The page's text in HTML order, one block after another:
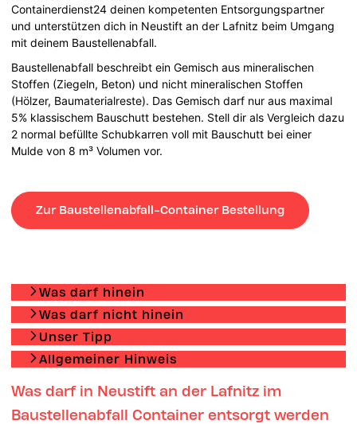
Containerdienst24 deinen kompetenten Entsorgungspartner
und unterstützen dich in Neustift an der Lafnitz beim Umgang
mit deinem Baustellenabfall.
Baustellenabfall beschreibt ein Gemisch aus mineralischen
Stoffen (Ziegeln, Beton) und nicht mineralischen Stoffen
(Hölzer, Baumaterialreste). Das Gemisch darf nur aus maximal
5% klassischem Bauschutt bestehen. Stell dir als Vergleich dazu
2 normal befüllte Schubkarren voll mit Bauschutt bei einer
Mulde von 8 m³ Volumen vor.
Zur Baustellenabfall-Container Bestellung
Was darf hinein
Was darf nicht hinein
Unser Tipp
Allgemeiner Hinweis
Was darf in Neustift an der Lafnitz im
Baustellenabfall Container entsorgt werden